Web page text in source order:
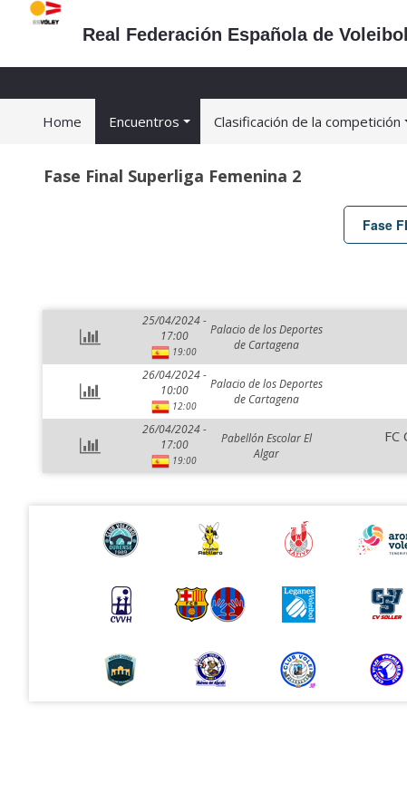
Real Federación Española de Voleibol
Home Encuentros Clasificación de la competición
Fase Final Superliga Femenina 2
Fase
25/04/2024 -
17:00
19:00
Palacio de los Deportes
de Cartagena
26/04/2024 -
10:00
12:00
Palacio de los Deportes
de Cartagena
26/04/2024 -
17:00
19:00
Pabellón Escolar El
Algar
FC